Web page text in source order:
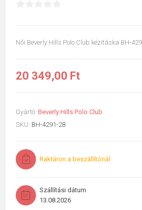
Női Beverly Hills Polo Club kézitáska BH-
20 349,00 Ft
Gyártó: Beverly Hills Polo Club
SKU: BH-4291-28
Raktáron a beszállítónál
Szállítási dátum
13.08.2026